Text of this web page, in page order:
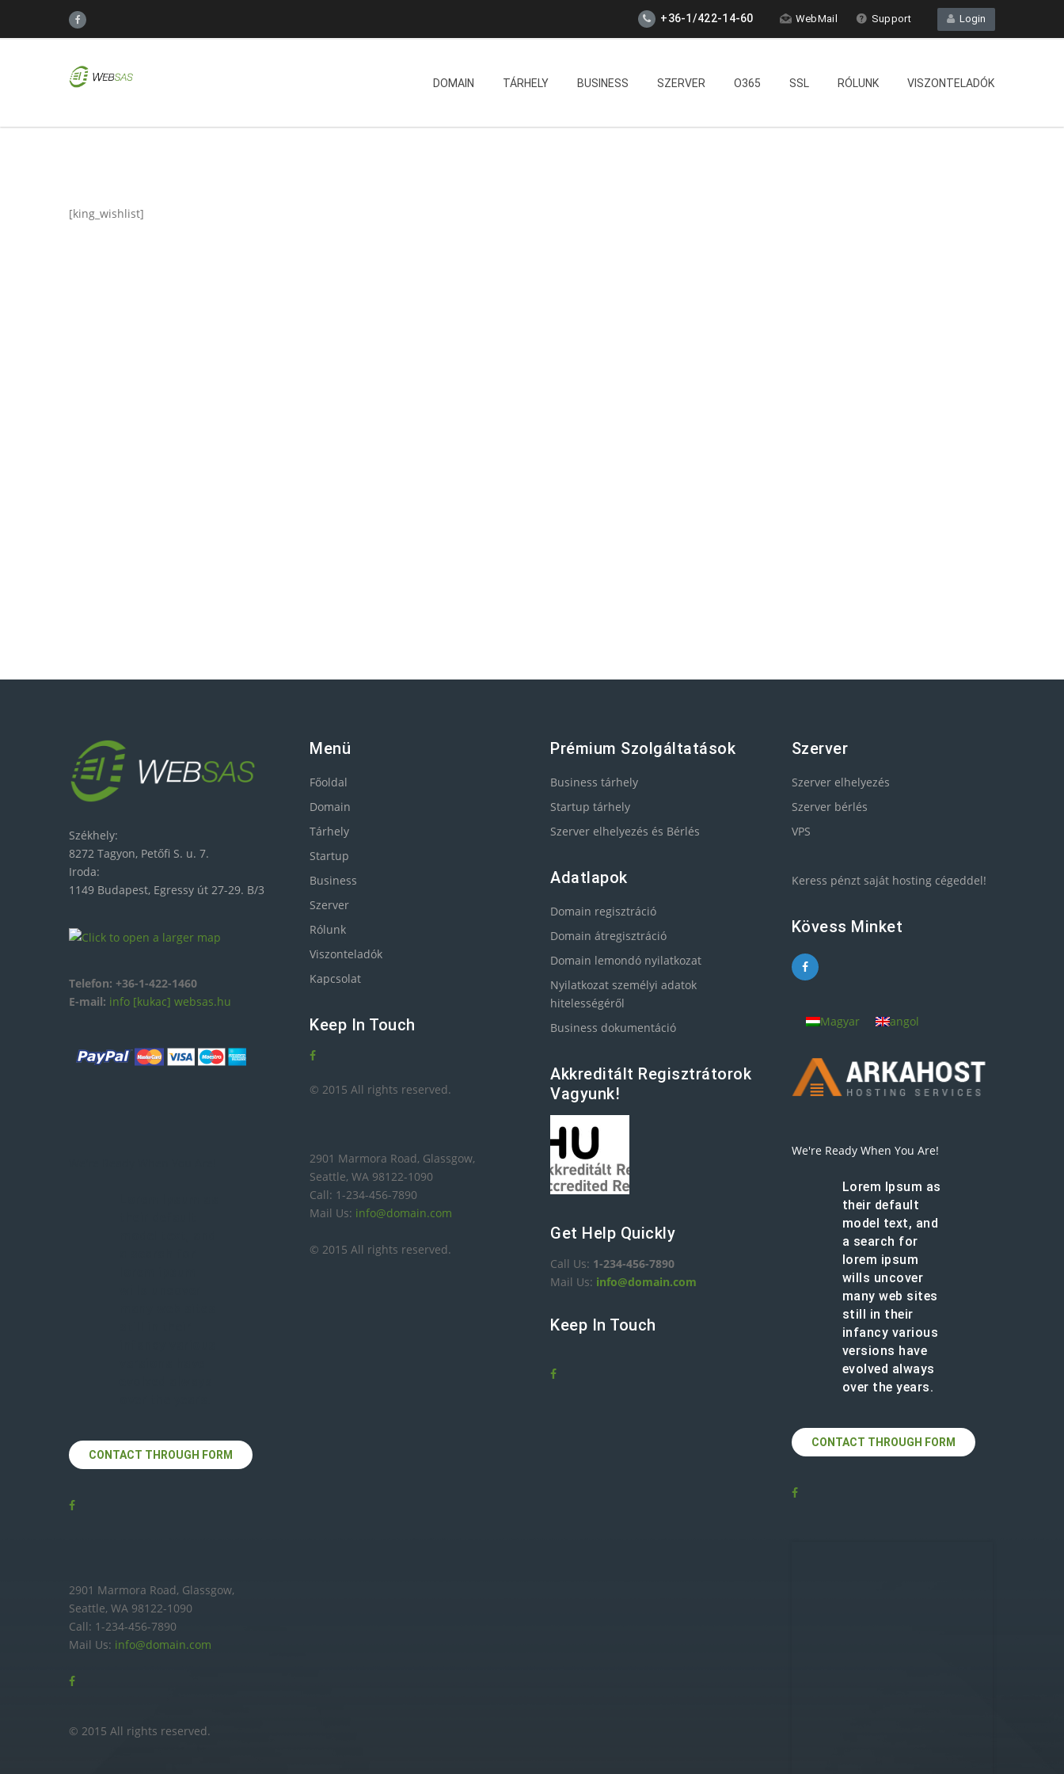
Login
+36-1/422-14-60 WebMail Support
DOMAIN TÁRHELY BUSINESS SZERVER O365 SSL RÓLUNK VISZONTELADÓK
[king_wishlist]
Székhely:
8272 Tagyon, Petőfi S. u. 7.
Iroda:
1149 Budapest, Egressy út 27-29. B/3
Telefon: +36-1-422-1460
E-mail: info [kukac] websas.hu
CONTACT THROUGH FORM
2901 Marmora Road, Glassgow,
Seattle, WA 98122-1090
Call: 1-234-456-7890
Mail Us: info@domain.com
© 2015 All rights reserved.
Menü
Főoldal
Domain
Tárhely
Startup
Business
Szerver
Rólunk
Viszonteladók
Kapcsolat
Keep In Touch
© 2015 All rights reserved.
2901 Marmora Road, Glassgow,
Seattle, WA 98122-1090
Call: 1-234-456-7890
Mail Us: info@domain.com
© 2015 All rights reserved.
Prémium Szolgáltatások
Business tárhely
Startup tárhely
Szerver elhelyezés és Bérlés
Adatlapok
Domain regisztráció
Domain átregisztráció
Domain lemondó nyilatkozat
Nyilatkozat személyi adatok
hitelességéről
Business dokumentáció
Akkreditált Regisztrátorok
Vagyunk!
Get Help Quickly
Call Us: 1-234-456-7890
Mail Us: info@domain.com
Keep In Touch
Szerver
Szerver elhelyezés
Szerver bérlés
VPS
Keress pénzt saját hosting cégeddel!
Kövess Minket
Magyar angol
We're Ready When You Are!
Lorem Ipsum as
their default
model text, and
a search for
lorem ipsum
wills uncover
many web sites
still in their
infancy various
versions have
evolved always
over the years.
CONTACT THROUGH FORM